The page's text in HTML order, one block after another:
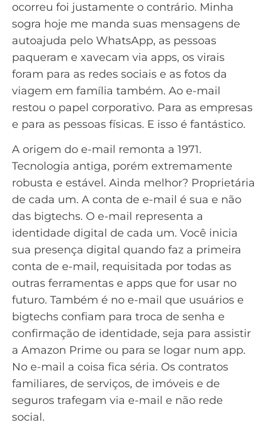
ocorreu foi justamente o contrário. Minha
sogra hoje me manda suas mensagens de
autoajuda pelo WhatsApp, as pessoas
paqueram e xavecam via apps, os virais
foram para as redes sociais e as fotos da
viagem em família também. Ao e-mail
restou o papel corporativo. Para as empresas
e para as pessoas físicas. E isso é fantástico.
A origem do e-mail remonta a 1971.
Tecnologia antiga, porém extremamente
robusta e estável. Ainda melhor? Proprietária
de cada um. A conta de e-mail é sua e não
das bigtechs. O e-mail representa a
identidade digital de cada um. Você inicia
sua presença digital quando faz a primeira
conta de e-mail, requisitada por todas as
outras ferramentas e apps que for usar no
futuro. Também é no e-mail que usuários e
bigtechs confiam para troca de senha e
confirmação de identidade, seja para assistir
a Amazon Prime ou para se logar num app.
No e-mail a coisa fica séria. Os contratos
familiares, de serviços, de imóveis e de
seguros trafegam via e-mail e não rede
social.